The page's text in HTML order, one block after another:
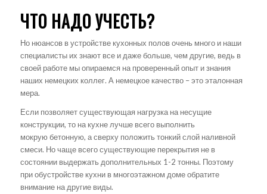
ЧТО НАДО УЧЕСТЬ?
Но нюансов в устройстве кухонных полов очень много и наши
специалисты их знают все и даже больше, чем другие, ведь в
своей работе мы опираемся на проверенный опыт и знания
наших немецких коллег. А немецкое качество – это эталонная
мера.
Если позволяет существующая нагрузка на несущие
конструкции, то на кухне лучше всего выполнить
мокрую бетонную, а сверху положить тонкий слой наливной
смеси. Но чаще всего существующие перекрытия не в
состоянии выдержать дополнительных 1-2 тонны. Поэтому
при обустройстве кухни в многоэтажном доме обратите
внимание на другие виды.